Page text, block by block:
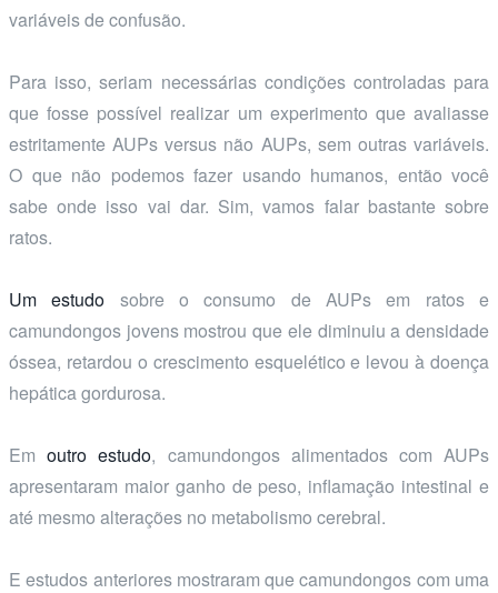
variáveis de confusão.
Para isso, seriam necessárias condições controladas para
que fosse possível realizar um experimento que avaliasse
estritamente AUPs versus não AUPs, sem outras variáveis.
O que não podemos fazer usando humanos, então você
sabe onde isso vai dar. Sim, vamos falar bastante sobre
ratos.
Um estudo sobre o consumo de AUPs em ratos e
camundongos jovens mostrou que ele diminuiu a densidade
óssea, retardou o crescimento esquelético e levou à doença
hepática gordurosa.
Emoutro estudo, camundongos alimentados com AUPs
apresentaram maior ganho de peso, inflamação intestinal e
até mesmo alterações no metabolismo cerebral.
E estudos anteriores mostraram que camundongos com uma